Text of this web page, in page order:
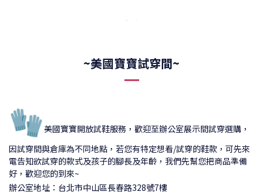
~美國寶寶試穿間~
🧤美國寶寶開放試鞋服務，歡迎至辦公室展示間試穿選購，
因試穿間與倉庫為不同地點，若您有特定想看/試穿的鞋款，可先來
電告知欲試穿的款式及孩子的腳長及年齡，我們先幫您把商品準備
好，歡迎您的到來~
辦公室地址：台北市中山區長春路328號7樓